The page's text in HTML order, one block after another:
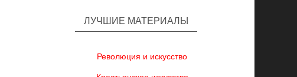
ЛУЧШИЕ МАТЕРИАЛЫ
Революция и искусство